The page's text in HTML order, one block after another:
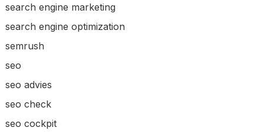
search engine marketing
search engine optimization
semrush
seo
seo advies
seo check
seo cockpit